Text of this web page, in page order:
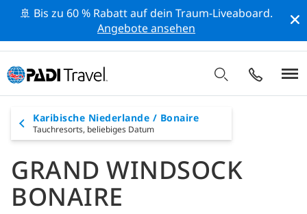
🚢 Bis zu 60 % Rabatt auf dein Traum-Liveaboard.
Angebote ansehen
Karibische Niederlande / Bonaire
Tauchresorts, beliebiges Datum
GRAND WINDSOCK
BONAIRE